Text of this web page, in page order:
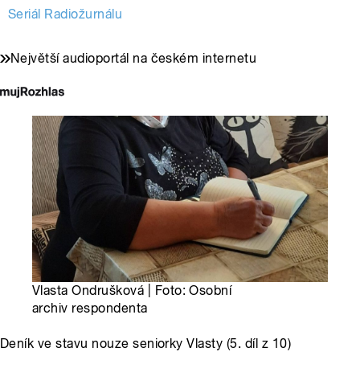
Seriál Radiožurnálu
Největší audioportál na českém internetu
Vlasta Ondrušková | Foto: Osobní
archiv respondenta
Deník ve stavu nouze seniorky Vlasty (5. díl z 10)